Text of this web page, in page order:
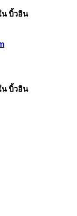
น บิ้วอิน
น บิ้วอิน